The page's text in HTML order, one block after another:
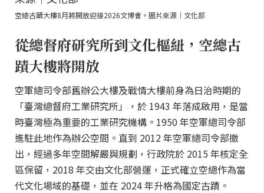
空總古蹟大樓8月將開放迎接2026文博會。圖片來源｜文化部
從總督府研究所到文化樞紐，空總古
蹟大樓將開放
空軍總司令部舊辦公大樓及戰情大樓前身為日治時期的
「臺灣總督府工業研究所」，於 1943 年落成啟用，是當
時臺灣極為重要的工業研究機構。1950 年空軍總司令部
進駐此地作為辦公空間。直到 2012 年空軍總司令部撤
出，經過多年空間解嚴與規劃，行政院於 2015 年核定全
區保留，2018 年交由文化部營運，正式確立空總作為當
代文化場域的基礎，並在 2024 年升格為國定古蹟。